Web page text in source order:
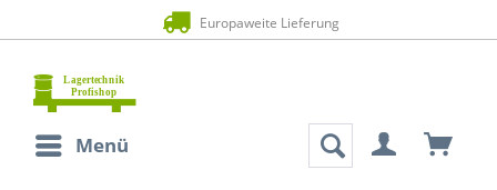
Europaweite Lieferung
Menü